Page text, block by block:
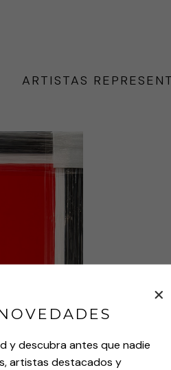
ARTISTAS
y descubra antes que nadie
artistas destacados y